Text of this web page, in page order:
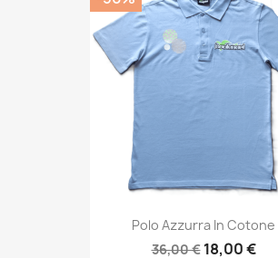
Polo Azzurra In Cotone
36,00 € 18,00 €